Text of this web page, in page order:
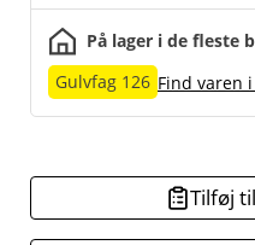
På lager i de fleste
Gulvfag 126 Find varen
Tilføj